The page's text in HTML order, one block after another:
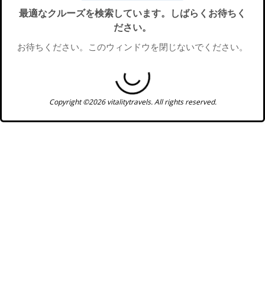
最適なクルーズを検索しています。しばらくお待ちく
ださい。
お待ちください。このウィンドウを閉じないでください。
Copyright ©2026 vitalitytravels. All rights reserved.